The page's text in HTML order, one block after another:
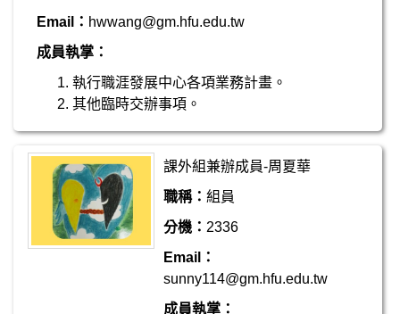
Email： hwwang@gm.hfu.edu.tw
成員執掌：
執行職涯發展中心各項業務計畫。
其他臨時交辦事項。
課外組兼辦成員-周夏華
職稱：組員
分機： 2336
Email：
sunny114@gm.hfu.edu.tw
成員執掌：